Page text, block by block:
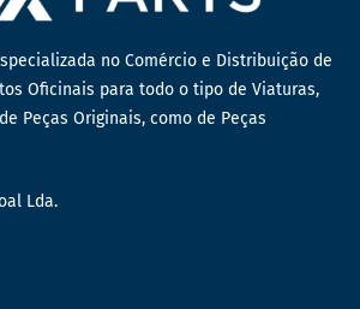
no Comércio e Distribuição de
Oficinais para todo o tipo de Viaturas,
Peças Originais, como de Peças
Lda.